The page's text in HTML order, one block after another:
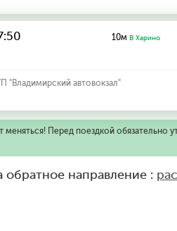
10м В Харино
"Владимирский автовокзал"
Перед поездкой обязательно
направление :